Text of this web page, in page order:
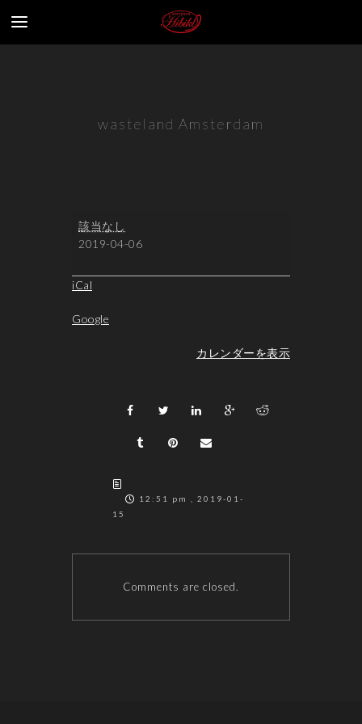
wasteland Amsterdam
wasteland
Amsterdam
該当なし
2019-04-06
iCal
Google
カレンダーを表示
12:51 pm , 2019-01-
15
Comments are closed.